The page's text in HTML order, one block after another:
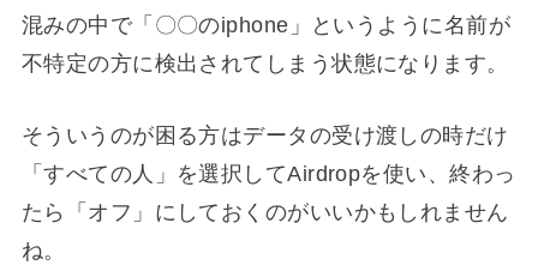
混みの中で「〇〇のiphone」というように名前が
不特定の方に検出されてしまう状態になります。
そういうのが困る方はデータの受け渡しの時だけ
「すべての人」を選択してAirdropを使い、終わっ
たら「オフ」にしておくのがいいかもしれません
ね。